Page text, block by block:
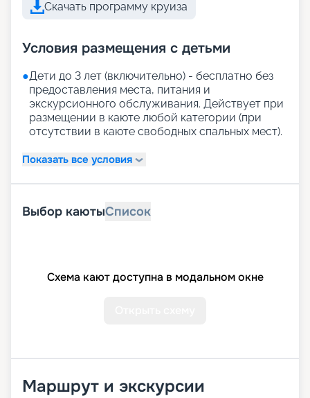
Скачать программу круиза
Условия размещения с детьми
●Дети до 3 лет (включительно) - бесплатно без
предоставления места, питания и
экскурсионного обслуживания. Действует при
размещении в каюте любой категории (при
отсутствии в каюте свободных спальных мест).
Показать все условия
Выбор каютыСписок
Схема кают доступна в модальном окне
Маршрут и экскурсии